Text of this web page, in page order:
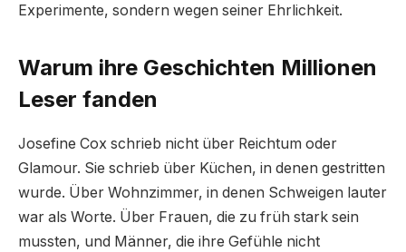
Experimente, sondern wegen seiner Ehrlichkeit.
Warum ihre Geschichten Millionen
Leser fanden
Josefine Cox schrieb nicht über Reichtum oder
Glamour. Sie schrieb über Küchen, in denen gestritten
wurde. Über Wohnzimmer, in denen Schweigen lauter
war als Worte. Über Frauen, die zu früh stark sein
mussten, und Männer, die ihre Gefühle nicht